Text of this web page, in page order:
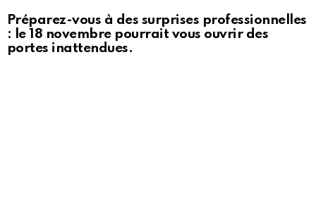
Préparez-vous à des surprises professionnelles
: le 18 novembre pourrait vous ouvrir des
portes inattendues.